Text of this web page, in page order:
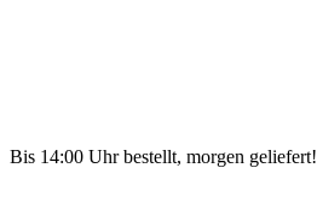
Bis 14:00 Uhr bestellt, morgen geliefert!